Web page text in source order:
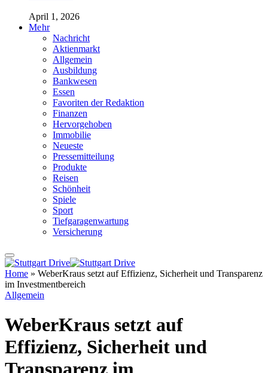
April 1, 2026
Mehr
Nachricht
Aktienmarkt
Allgemein
Ausbildung
Bankwesen
Essen
Favoriten der Redaktion
Finanzen
Hervorgehoben
Immobilie
Neueste
Pressemitteilung
Produkte
Reisen
Schönheit
Spiele
Sport
Tiefgaragenwartung
Versicherung
Home » WeberKraus setzt auf Effizienz, Sicherheit und Transparenz
im Investmentbereich
Allgemein
WeberKraus setzt auf
Effizienz, Sicherheit und
Transparenz im